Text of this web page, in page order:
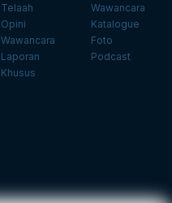
Telaah
Opini
Wawancara
Laporan
Khusus
Wawancara
Katalogue
Foto
Podcast